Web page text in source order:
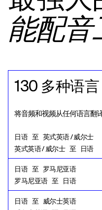
能配音
130 多种语言
将音频和视频从任何语言翻
日语至 英式英语/威尔士
英式英语/威尔士至 日语
日语至 罗马尼亚语
罗马尼亚语至 日语
日语至 威尔士英语